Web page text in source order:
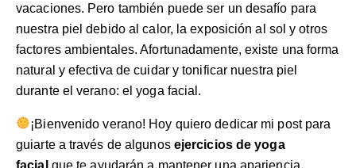
vacaciones. Pero también puede ser un desafío para
nuestra piel debido al calor, la exposición al sol y otros
factores ambientales. Afortunadamente, existe una forma
natural y efectiva de cuidar y tonificar nuestra piel
durante el verano: el yoga facial.
¡Bienvenido verano! Hoy quiero dedicar mi post para
guiarte a través de algunos ejercicios de yoga
facial que te ayudarán a mantener una apariencia